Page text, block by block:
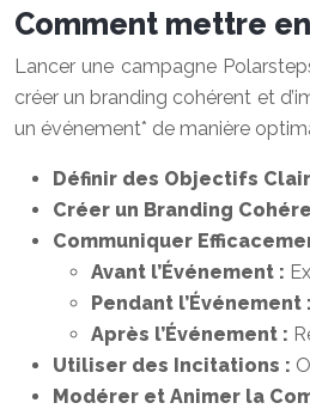
Comment mettre
Lancer une campagne
créer un branding cohérent et
un événement* de manière
Définir des Objectifs
Créer un Branding
Communiquer
Avant l’Événement :
Pendant l’Événement :
Après l’Événement :
Utiliser des Incitations :
Modérer et Animer la